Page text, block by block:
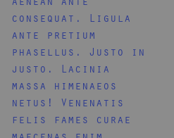
aenean ante
consequat. Ligula
ante pretium
phasellus. Justo in
justo. Lacinia
massa himenaeos
netus! Venenatis
felis fames curae